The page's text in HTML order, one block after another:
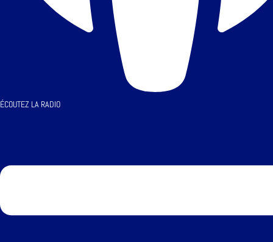
ÉCOUTEZ LA RADIO